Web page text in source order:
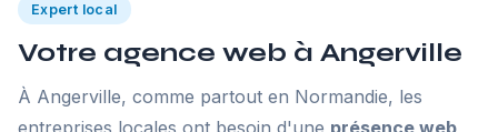
Expert local
Votre agence web à Angerville
À Angerville, comme partout en Normandie, les
entreprises locales ont besoin d'une présence web